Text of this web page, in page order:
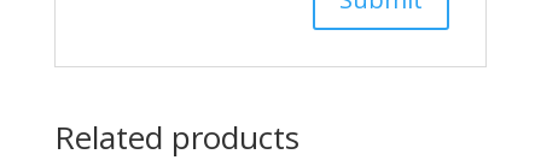
Related products